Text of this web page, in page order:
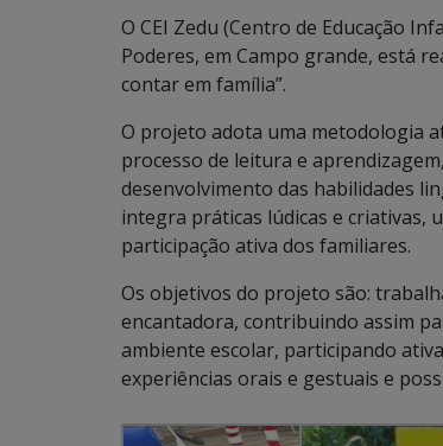
O CEI Zedu (Centro de Educação
Poderes, em Campo grande, está
contar em família”.
O projeto adota uma metodologia
processo de leitura e
desenvolvimento das habilidades
integra práticas lúdicas e criativas,
participação ativa dos familiares.
Os objetivos do projeto são:
encantadora, contribuindo assim
ambiente escolar, participando
experiências orais e gestuais e